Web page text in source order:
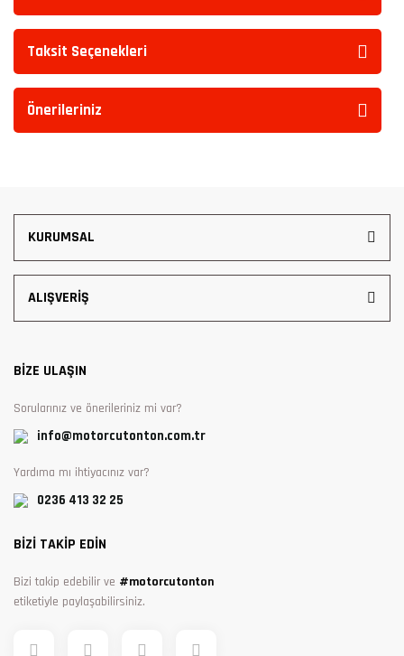
Taksit Seçenekleri
Önerileriniz
KURUMSAL
ALIŞVERİŞ
BİZE ULAŞIN
Sorularınız ve önerileriniz mi var?
info@motorcutonton.com.tr
Yardıma mı ihtiyacınız var?
0236 413 32 25
BİZİ TAKİP EDİN
Bizi takip edebilir ve #motorcutonton
etiketiyle paylaşabilirsiniz.